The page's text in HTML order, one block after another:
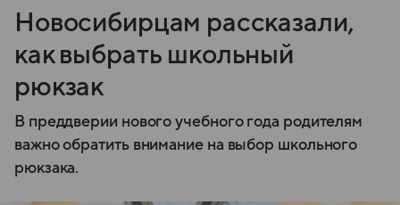
Новосибирцам рассказали,
как выбрать школьный
рюкзак
В преддверии нового учебного года родителям
важно обратить внимание на выбор школьного
рюкзака.